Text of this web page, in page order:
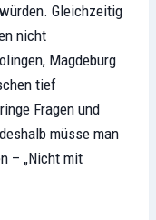
Gleichzeitig
nicht
Magdeburg
tief
Fragen und
müsse man
– „Nicht mit